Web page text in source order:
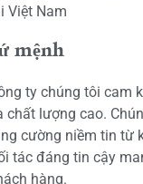
Việt Nam
mệnh
ty chúng tôi cam
chất lượng cao.
cường niềm tin từ
tác đáng tin cậy
hàng.